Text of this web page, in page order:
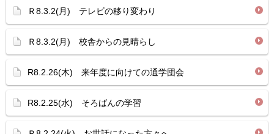
Ｒ8.3.2(月) テレビの移り変わり
Ｒ8.3.2(月) 校舎からの見晴らし
R8.2.26(木) 来年度に向けての通学団会
R8.2.25(水) そろばんの学習